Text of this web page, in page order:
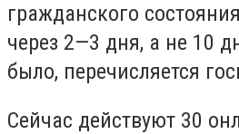
гражданского
через 2—3 дня, а не 10
было, перечисляется
Сейчас действуют 30